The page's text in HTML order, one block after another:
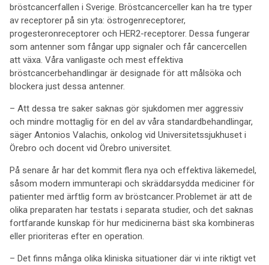
bröstcancerfallen i Sverige. Bröstcancerceller kan ha tre typer
av receptorer på sin yta: östrogenreceptorer,
progesteronreceptorer och HER2-receptorer. Dessa fungerar
som antenner som fångar upp signaler och får cancercellen
att växa. Våra vanligaste och mest effektiva
bröstcancerbehandlingar är designade för att målsöka och
blockera just dessa antenner.
– Att dessa tre saker saknas gör sjukdomen mer aggressiv
och mindre mottaglig för en del av våra standardbehandlingar,
säger Antonios Valachis, onkolog vid Universitetssjukhuset i
Örebro och docent vid Örebro universitet.
På senare år har det kommit flera nya och effektiva läkemedel,
såsom modern immunterapi och skräddarsydda mediciner för
patienter med ärftlig form av bröstcancer. Problemet är att de
olika preparaten har testats i separata studier, och det saknas
fortfarande kunskap för hur medicinerna bäst ska kombineras
eller prioriteras efter en operation.
– Det finns många olika kliniska situationer där vi inte riktigt vet